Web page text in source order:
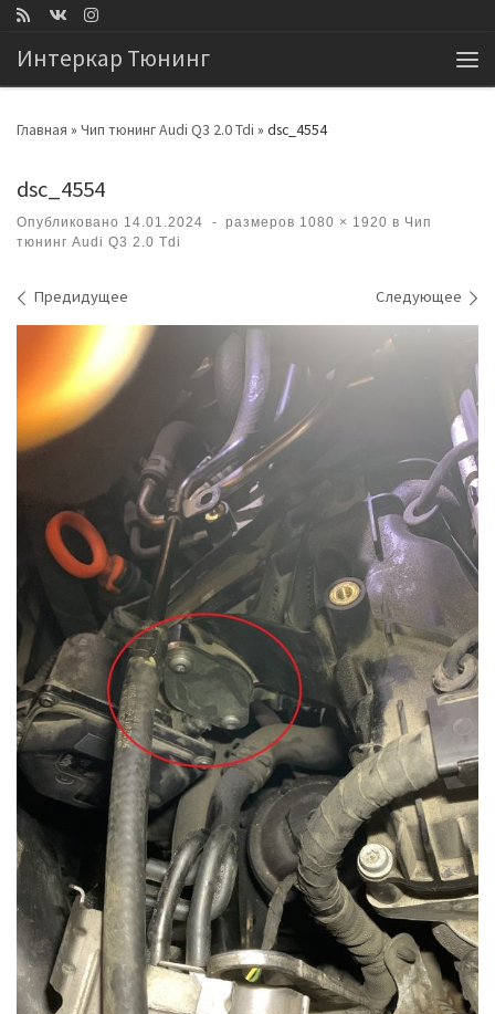
Интеркар Тюнинг
Главная » Чип тюнинг Audi Q3 2.0 Tdi » dsc_4554
dsc_4554
Опубликовано 14.01.2024 - размеров 1080 × 1920 в Чип
тюнинг Audi Q3 2.0 Tdi
Навигация по изображениям
Предидущее Следующее